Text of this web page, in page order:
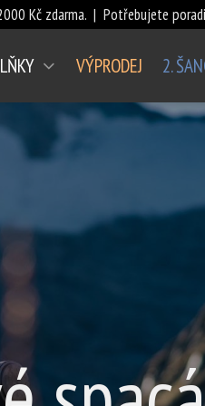
Kč zdarma. | Potřebujete
VÝPRODEJ 2.